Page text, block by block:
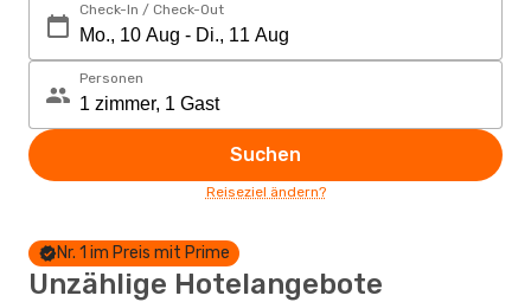
Check-In / Check-Out
Personen
Suchen
Reiseziel ändern?
Nr. 1 im Preis mit Prime
Unzählige Hotelangebote